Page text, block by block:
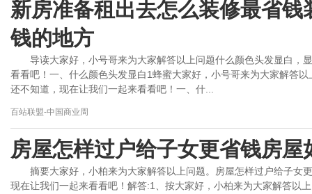
新房准备租出去怎么装修最省
钱的地方
导读大家好，小号哥来为大家解答以上问题什么颜色头发显白，
看看吧！一、什么颜色头发显白1蜂蜜大家好，小号哥来为大家解答
还不知道，现在让我们一起来看看吧！一、什...
百站联盟-中国商业周
房屋怎样过户给子女更省钱房屋
摘要大家好，小柏来为大家解答以上问题。房屋怎样过户给子女
现在让我们一起来看看吧！解答:1、按大家好，小柏来为大家解答以